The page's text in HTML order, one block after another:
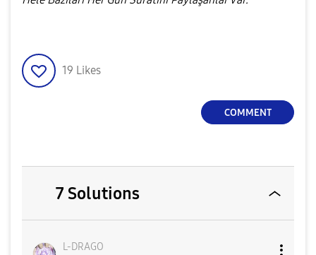
19 Likes
COMMENT
7 Solutions
L-DRAGO